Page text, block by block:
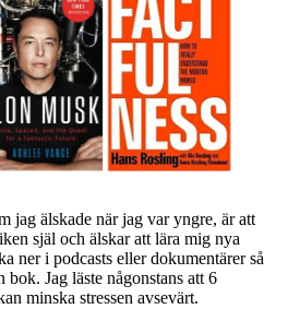
jag älskade när jag var yngre, är att
själ och älskar att lära mig nya
ner i podcasts eller dokumentärer så
Jag läste någonstans att 6
minska stressen avsevärt.